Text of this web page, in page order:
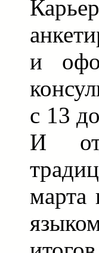
и
с 13
И
марта